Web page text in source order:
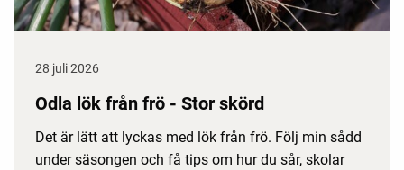
28 juli 2026
Odla lök från frö - Stor skörd
Det är lätt att lyckas med lök från frö. Följ min sådd
under säsongen och få tips om hur du sår, skolar